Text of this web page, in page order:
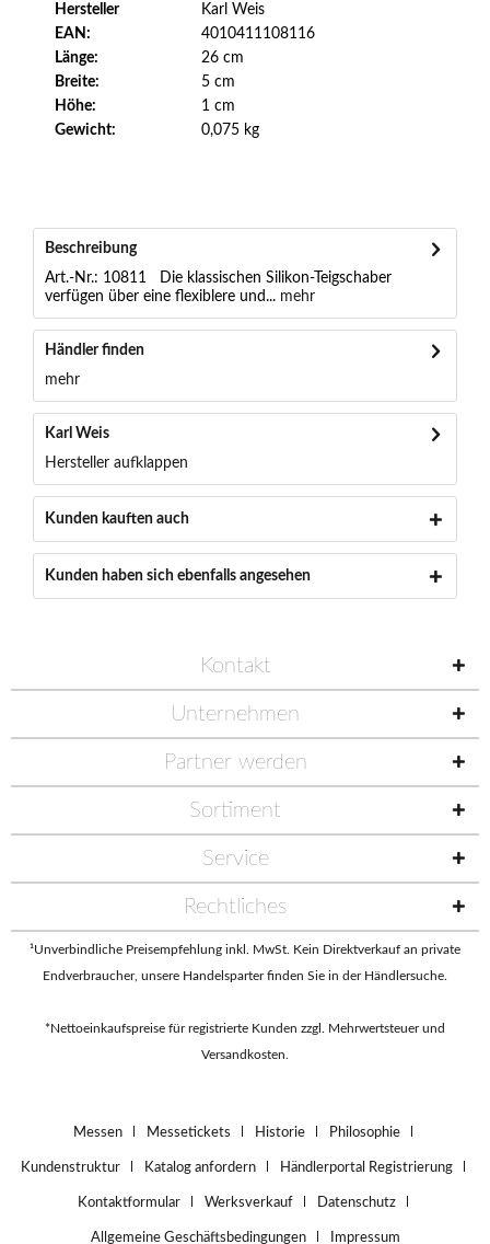
Hersteller
Karl Weis
EAN:
4010411108116
Länge:
26 cm
Breite:
5 cm
Höhe:
1 cm
Gewicht:
0,075 kg
Beschreibung
Art.-Nr.: 10811 Die klassischen Silikon-Teigschaber
verfügen über eine flexiblere und... mehr
Händler finden
mehr
Karl Weis
Hersteller aufklappen
Kunden kauften auch
Kunden haben sich ebenfalls angesehen
Rechtliches
Unternehmen
Partner werden
Kontakt
Sortiment
Service
¹Unverbindliche Preisempfehlung inkl. MwSt. Kein Direktverkauf an private
Endverbraucher, unsere Handelsparter finden Sie in der Händlersuche
*Nettoeinkaufspreise für registrierte Kunden zzgl. Mehrwertsteuer und
Versandkosten.
Messen Messetickets Historie Philosophie
Kundenstruktur Katalog anfordern Händlerportal Registrierung
Kontaktformular Werksverkauf Datenschutz
Allgemeine Geschäftsbedingungen Impressum